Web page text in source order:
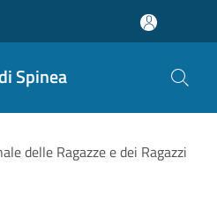
Spinea
delle Ragazze e dei Ragazzi